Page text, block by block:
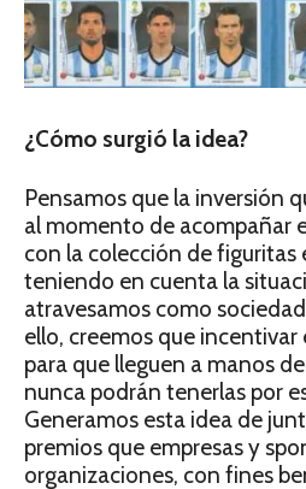
¿Cómo surgió la idea?
Pensamos que la inversión
al momento de acompañar
con la colección de figuritas
teniendo en cuenta la
atravesamos como
ello, creemos que
para que lleguen a manos
nunca podrán tenerlas por
Generamos esta idea de
premios que empresas y
organizaciones, con fines